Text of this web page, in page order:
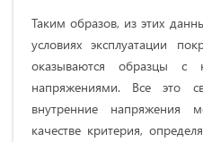
Таким образов, из этих
условиях эксплу­атации
оказываются образцы с
напряжениями. Все это
внутренние напряжения
качестве критерия,